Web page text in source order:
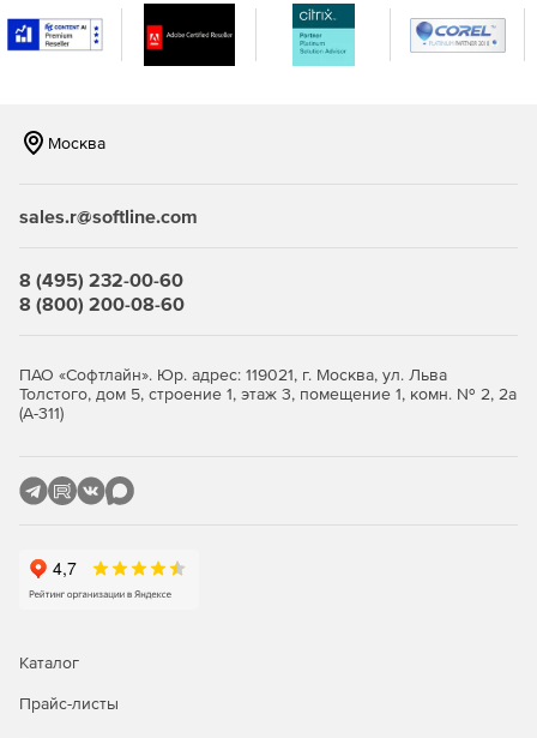
Развертывание стандартных образов на компьютерах
Москва
sales.r@softline.com
8 (495) 232-00-60
8 (800) 200-08-60
ПАО «Софтлайн». Юр. адрес: 119021, г. Москва, ул. Льва
Толстого, дом 5, строение 1, этаж 3, помещение 1, комн. № 2, 2а
(А-311)
Каталог
Прайс-листы